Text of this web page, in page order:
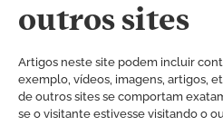
outros sites
Artigos neste site podem incluir
exemplo, vídeos, imagens, artigos,
de outros sites se comportam
se o visitante estivesse visitando o